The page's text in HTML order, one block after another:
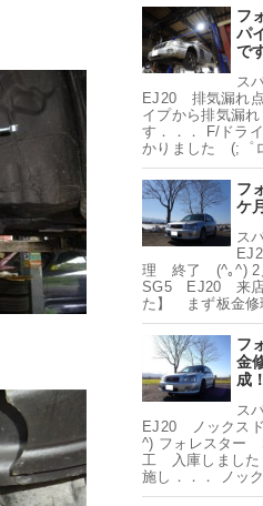
フ
パ
で
ス
EJ20 排気漏れ
イプから排気漏
す．．． F/ドラ
かりました (;゜
フ
ケ
ス
理 終了 (^｡^) 2
SG5 EJ20 来店
た】 まず板金修
フ
金
成！
ス
EJ20 ノックス
^) フォレスタ
工 入庫しまし
施し．．． ノッ